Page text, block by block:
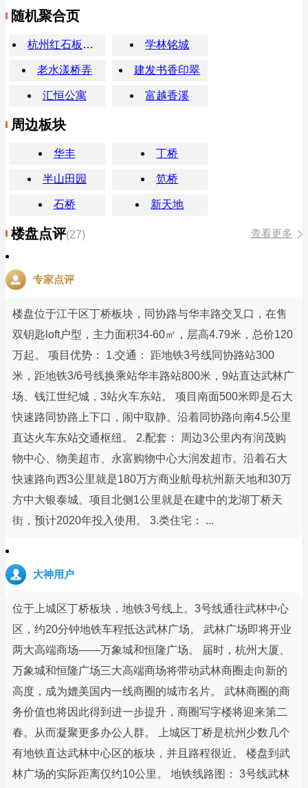
随机聚合页
杭州红石板农贸市场 学林铭城
老水漾桥弄 建发书香印翠
汇恒公寓 富越香溪
周边板块
华丰 丁桥
半山田园 笕桥
石桥 新天地
楼盘点评(27) 查看更多
专家点评
楼盘位于江干区丁桥板块，同协路与华丰路交叉口，在售
双钥匙loft户型，主力面积34-60㎡，层高4.79米，总价120
万起。 项目优势： 1.交通： 距地铁3号线同协路站300
米，距地铁3/6号线换乘站华丰路站800米，9站直达武林广
场、钱江世纪城，3站火车东站。 项目南面500米即是石大
快速路同协路上下口，闹中取静。沿着同协路向南4.5公里
直达火车东站交通枢纽。 2.配套： 周边3公里内有润茂购
物中心、物美超市、永富购物中心大润发超市。沿着石大
快速路向西3公里就是180万方商业航母杭州新天地和30万
方中大银泰城。项目北侧1公里就是在建中的龙湖丁桥天
街，预计2020年投入使用。 3.类住宅： ...
大神用户
位于上城区丁桥板块，地铁3号线上。3号线通往武林中心
区，约20分钟地铁车程抵达武林广场。 武林广场即将开业
两大高端商场——万象城和恒隆广场。 届时，杭州大厦、
万象城和恒隆广场三大高端商场将带动武林商圈走向新的
高度，成为媲美国内一线商圈的城市名片。 武林商圈的商
务价值也将因此得到进一步提升，商圈写字楼将迎来第二
春。从而凝聚更多办公人群。 上城区丁桥是杭州少数几个
有地铁直达武林中心区的板块，并且路程很近。 楼盘到武
林广场的实际距离仅约10公里。 地铁线路图： 3号线武林